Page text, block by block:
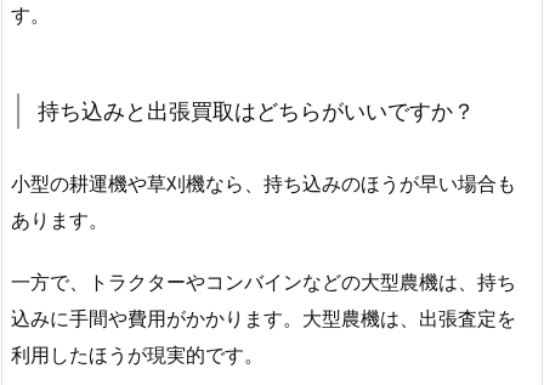
す。
持ち込みと出張買取はどちらがいいですか？
小型の耕運機や草刈機なら、持ち込みのほうが早い場合も
あります。
一方で、トラクターやコンバインなどの大型農機は、持ち
込みに手間や費用がかかります。大型農機は、出張査定を
利用したほうが現実的です。